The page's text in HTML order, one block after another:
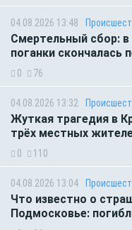
04.08.2026 13:48
Смертельный сбор:
поганки скончалась
0 76
04.08.2026 13:32
Жуткая трагедия в
трёх местных
0 110
04.08.2026 13:04
Что известно о
Подмосковье: